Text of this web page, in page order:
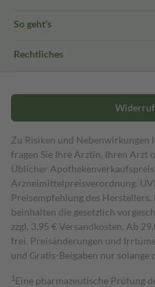
So geht's
Rechtliches
Zu Risiken und Nebenwirkungen
fragen Sie Ihre Ärztin, Ihren Arzt
Üblicher
Arzneimittelpreisverordnung.
Preisempfehlung des Herstellers.
beinhalten die gesetzlich
zzgl. 3,95 € Versandkosten. Ab
frei. Preisänderungen und
und Gratis-Beigaben nur solange
1 Eine pharmazeutische Prüfung